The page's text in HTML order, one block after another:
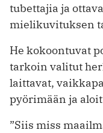
tubettajia ja
mielikuvituksen
He kokoontuvat
tarkoin valitut
laittavat,
pyörimään ja
”Siis miss